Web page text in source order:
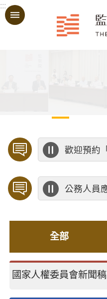
跳到主要內容區塊
:::
全部
國家人權委員會新聞稿